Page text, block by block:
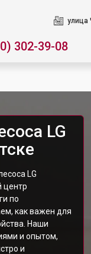
улица
302-39-08
LG
LG
центр
по
как важен для
Наши
и опытом,
и